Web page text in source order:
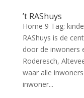
’t RAShuys
Home 9 Tag:
RAShuys is de
door de inwoners
Roderesch,
waar alle
inwoner...